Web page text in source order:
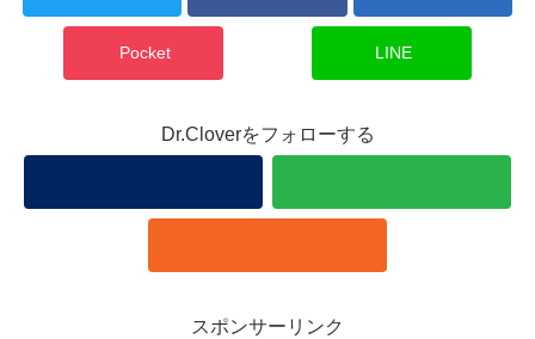
Pocket LINE
Dr.Cloverをフォローする
スポンサーリンク